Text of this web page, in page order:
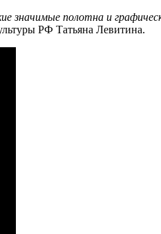
значимые полотна и
РФ Татьяна Левитина.